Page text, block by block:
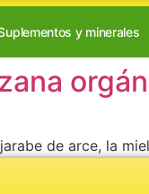
y minerales
de arce, la